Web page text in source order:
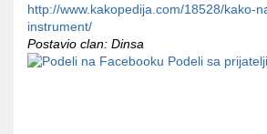
http://www.kakopedija.com/18528/kako-
instrument/
Postavio clan: Dinsa
Podeli sa